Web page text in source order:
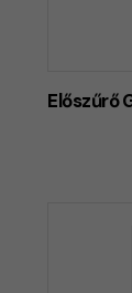
Előszűrő